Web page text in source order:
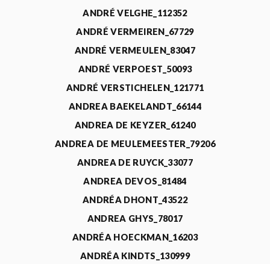
ANDRÉ VELGHE_112352
ANDRÉ VERMEIREN_67729
ANDRÉ VERMEULEN_83047
ANDRÉ VERPOEST_50093
ANDRÉ VERSTICHELEN_121771
ANDREA BAEKELANDT_66144
ANDREA DE KEYZER_61240
ANDREA DE MEULEMEESTER_79206
ANDREA DE RUYCK_33077
ANDREA DEVOS_81484
ANDRÉA DHONT_43522
ANDREA GHYS_78017
ANDRÉA HOECKMAN_16203
ANDRÉA KINDTS_130999